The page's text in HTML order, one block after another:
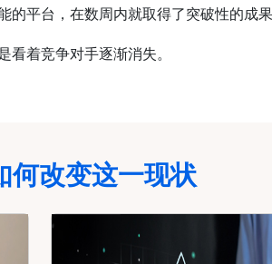
平台，在数周内就取得了突破性的成果
着竞争对手逐渐消失。
改变这一现状